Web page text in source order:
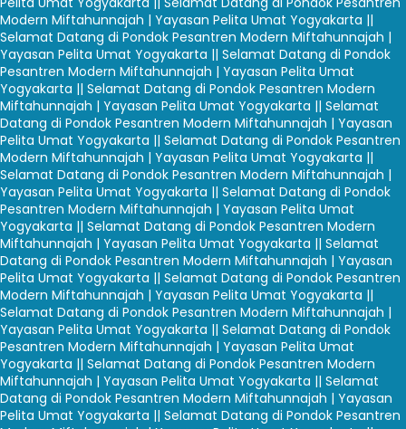
Modern Miftahunnajah | Yayasan Pelita Umat Yogyakarta ||
Selamat Datang di Pondok Pesantren Modern Miftahunnajah |
Yayasan Pelita Umat Yogyakarta || Selamat Datang di Pondok
Pesantren Modern Miftahunnajah | Yayasan Pelita Umat
Yogyakarta || Selamat Datang di Pondok Pesantren Modern
Miftahunnajah | Yayasan Pelita Umat Yogyakarta || Selamat
Datang di Pondok Pesantren Modern Miftahunnajah | Yayasan
Pelita Umat Yogyakarta || Selamat Datang di Pondok Pesantren
Modern Miftahunnajah | Yayasan Pelita Umat Yogyakarta ||
Selamat Datang di Pondok Pesantren Modern Miftahunnajah |
Yayasan Pelita Umat Yogyakarta || Selamat Datang di Pondok
Pesantren Modern Miftahunnajah | Yayasan Pelita Umat
Yogyakarta || Selamat Datang di Pondok Pesantren Modern
Miftahunnajah | Yayasan Pelita Umat Yogyakarta || Selamat
Datang di Pondok Pesantren Modern Miftahunnajah | Yayasan
Pelita Umat Yogyakarta || Selamat Datang di Pondok Pesantren
Modern Miftahunnajah | Yayasan Pelita Umat Yogyakarta ||
Selamat Datang di Pondok Pesantren Modern Miftahunnajah |
Yayasan Pelita Umat Yogyakarta || Selamat Datang di Pondok
Pesantren Modern Miftahunnajah | Yayasan Pelita Umat
Yogyakarta || Selamat Datang di Pondok Pesantren Modern
Miftahunnajah | Yayasan Pelita Umat Yogyakarta || Selamat
Datang di Pondok Pesantren Modern Miftahunnajah | Yayasan
Pelita Umat Yogyakarta || Selamat Datang di Pondok Pesantren